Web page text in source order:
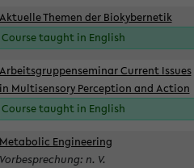
Aktuelle Themen der Biokybernetik
Course taught in English
Arbeitsgruppenseminar Current Issues
in Multisensory Perception and Action
Course taught in English
Metabolic Engineering
Vorbesprechung: n. V.